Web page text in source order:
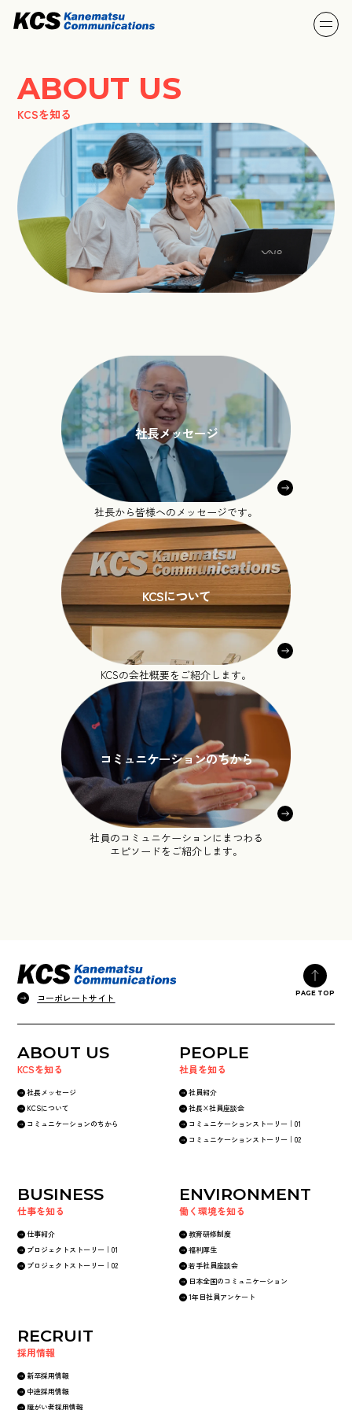
ABOUT US
KCSを知る
社長メッセージ
社長から皆様へのメッセージです。
KCSについて
KCSの会社概要をご紹介します。
コミュニケーションのちから
社員のコミュニケーションに まつわる
エピソードをご紹介します。
コーポレートサイト PAGE TOP
ABOUT US
KCSを知る
社長メッセージ
KCSについて
コミュニケーションのちから
BUSINESS
仕事を知る
仕事紹介
プロジェクトストーリー｜01
プロジェクトストーリー｜02
PEOPLE
社員を知る
社員紹介
社長×社員座談会
コミュニケーションストーリー｜01
コミュニケーションストーリー｜02
ENVIRONMENT
働く環境を知る
教育研修制度
福利厚生
若手社員座談会
日本全国のコミュニケーション
1年目社員アンケート
RECRUIT
採用情報
新卒採用情報
中途採用情報
障がい者採用情報